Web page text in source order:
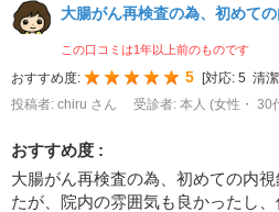
大腸がん再検査の為、初めて
この口コミは1年以上前のものです
おすすめ度: 5 [対応: 5 清
投稿者: chiru さん
受診者: 本人 (女性・ 30
おすすめ度 :
大腸がん再検査の為、初めての内
たが、院内の雰囲気も良かったし